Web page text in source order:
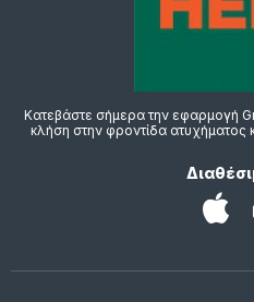
Κατεβάστε σήμερα την εφαρμογή
κλήση στην φροντίδα ατυχήματος